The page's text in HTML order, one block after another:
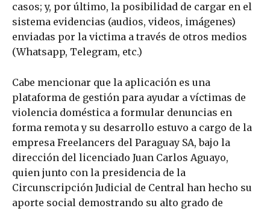
casos; y, por último, la posibilidad de cargar en el
sistema evidencias (audios, videos, imágenes)
enviadas por la victima a través de otros medios
(Whatsapp, Telegram, etc.)
Cabe mencionar que la aplicación es una
plataforma de gestión para ayudar a víctimas de
violencia doméstica a formular denuncias en
forma remota y su desarrollo estuvo a cargo de la
empresa Freelancers del Paraguay SA, bajo la
dirección del licenciado Juan Carlos Aguayo,
quien junto con la presidencia de la
Circunscripción Judicial de Central han hecho su
aporte social demostrando su alto grado de